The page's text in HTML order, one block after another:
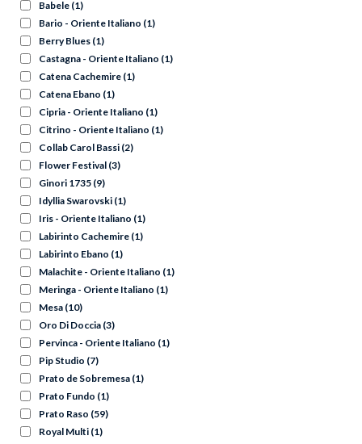
Babele (1)
Bario - Oriente Italiano (1)
Berry Blues (1)
Castagna - Oriente Italiano (1)
Catena Cachemire (1)
Catena Ebano (1)
Cipria - Oriente Italiano (1)
Citrino - Oriente Italiano (1)
Collab Carol Bassi (2)
Flower Festival (3)
Ginori 1735 (9)
Idyllia Swarovski (1)
Iris - Oriente Italiano (1)
Labirinto Cachemire (1)
Labirinto Ebano (1)
Malachite - Oriente Italiano (1)
Meringa - Oriente Italiano (1)
Mesa (10)
Oro Di Doccia (3)
Pervinca - Oriente Italiano (1)
Pip Studio (7)
Prato de Sobremesa (1)
Prato Fundo (1)
Prato Raso (59)
Royal Multi (1)